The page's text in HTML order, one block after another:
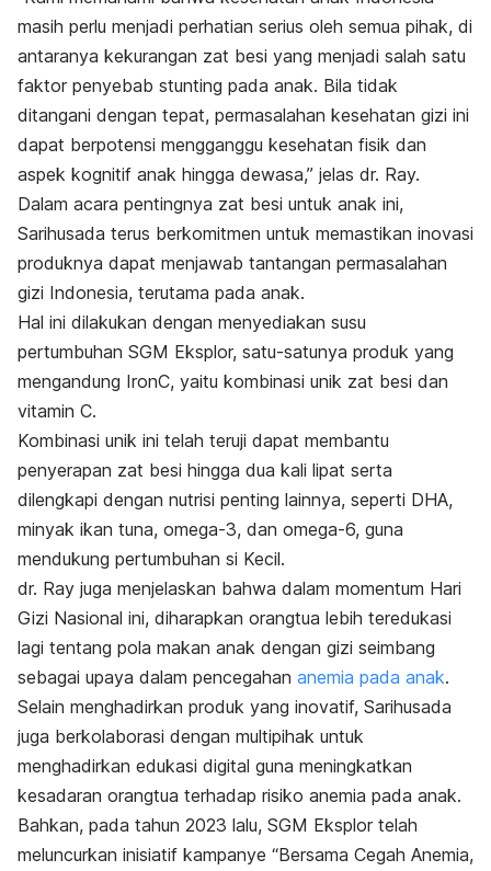
masih perlu menjadi perhatian serius oleh semua pihak, di
antaranya kekurangan zat besi yang menjadi salah satu
faktor penyebab stunting pada anak. Bila tidak
ditangani dengan tepat, permasalahan kesehatan gizi ini
dapat berpotensi mengganggu kesehatan fisik dan
aspek kognitif anak hingga dewasa,” jelas dr. Ray.
Dalam acara pentingnya zat besi untuk anak ini,
Sarihusada terus berkomitmen untuk memastikan inovasi
produknya dapat menjawab tantangan permasalahan
gizi Indonesia, terutama pada anak.
Hal ini dilakukan dengan menyediakan susu
pertumbuhan SGM Eksplor, satu-satunya produk yang
mengandung IronC, yaitu kombinasi unik zat besi dan
vitamin C.
Kombinasi unik ini telah teruji dapat membantu
penyerapan zat besi hingga dua kali lipat serta
dilengkapi dengan nutrisi penting lainnya, seperti DHA,
minyak ikan tuna, omega-3, dan omega-6, guna
mendukung pertumbuhan si Kecil.
dr. Ray juga menjelaskan bahwa dalam momentum Hari
Gizi Nasional ini, diharapkan orangtua lebih teredukasi
lagi tentang pola makan anak dengan gizi seimbang
sebagai upaya dalam pencegahan anemia pada anak.
Selain menghadirkan produk yang inovatif, Sarihusada
juga berkolaborasi dengan multipihak untuk
menghadirkan edukasi digital guna meningkatkan
kesadaran orangtua terhadap risiko anemia pada anak.
Bahkan, pada tahun 2023 lalu, SGM Eksplor telah
meluncurkan inisiatif kampanye “Bersama Cegah Anemia,